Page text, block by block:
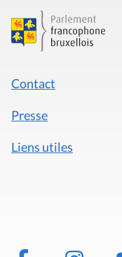
Contact
Presse
Liens utiles